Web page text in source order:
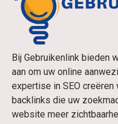
Bij Gebruikenlink bieden
aan om uw online
expertise in SEO
backlinks die uw
website meer